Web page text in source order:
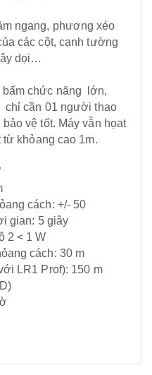
ngang, phương xéo
các cột, cạnh tường
dọi…
bấm chức năng lớn,
chỉ cần 01 người thao
vệ tốt. Máy vẫn họat
khỏang cao 1m.
cách: +/- 50
gian: 5 giây
2 < 1 W
cách: 30 m
LR1 Prof): 150 m